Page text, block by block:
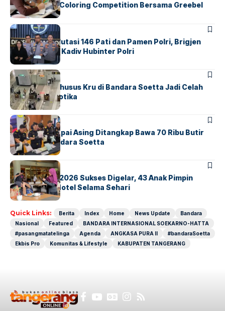
Lewat Family Coloring Competition Bersama Greebel
Indonesia
BERITA
Mabes Polri Mutasi 146 Pati dan Pamen Polri, Brigjen
Untung Jabat Kadiv Hubinter Polri
BANDARABERITA
Ketika Jalur Khusus Kru di Bandara Soetta Jadi Celah
Sindikat Narkotika
BANDARA BERITA
Kopilot Maskapai Asing Ditangkap Bawa 70 Ribu Butir
Ekstasi di Bandara Soetta
BERITAINDEX
GM For A Day 2026 Sukses Digelar, 43 Anak Pimpin
Operasional Hotel Selama Sehari
Quick Links: Berita Index Home News Update
Bandara
Nasional
Featured
BANDARA INTERNASIONAL SOEKARNO-HATTA
#pasangmatatelinga
Agenda ANGKASA PURA II
#bandaraSoetta
Ekbis Pro
Komunitas & Lifestyle KABUPATEN TANGERANG